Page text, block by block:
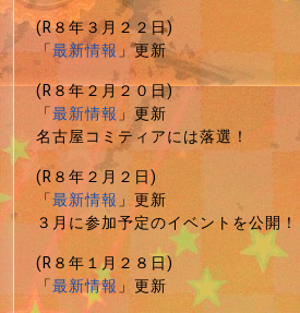
(R８年３月２２日)
「最新情報」更新
(R８年２月２０日)
「最新情報」更新
名古屋コミティアには落選！
(R８年２月２日)
「最新情報」更新
３月に参加予定のイベントを公開！
(R８年１月２８日)
「最新情報」更新